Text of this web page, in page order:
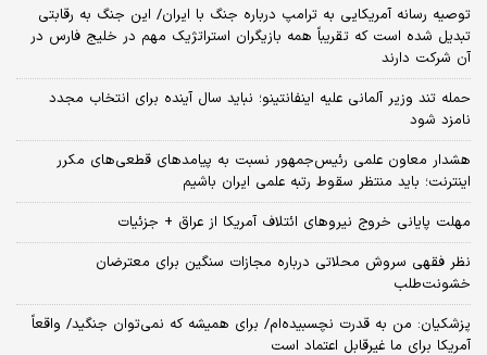
توصیه رسانه آمریکایی به ترامپ درباره جنگ با ایران/ این جنگ به رقابتی
تبدیل شده است که تقریباً همه بازیگران استراتژیک مهم در خلیج فارس در
آن شرکت دارند
حمله تند وزیر آلمانی علیه اینفانتینو؛ نباید سال آینده برای انتخاب مجدد
نامزد شود
هشدار معاون علمی رئیس‌جمهور نسبت به پیامدهای قطعی‌های مکرر
اینترنت؛ باید منتظر سقوط رتبه علمی ایران باشیم
مهلت پایانی خروج نیروهای ائتلاف آمریکا از عراق + جزئیات
نظر فقهی سروش محلاتی درباره مجازات سنگین برای معترضان
خشونت‌طلب
پزشکیان: من به قدرت نچسبیده‌ام/ برای همیشه که نمی‌توان جنگید/ واقعاً
آمریکا برای ما غیرقابل اعتماد است